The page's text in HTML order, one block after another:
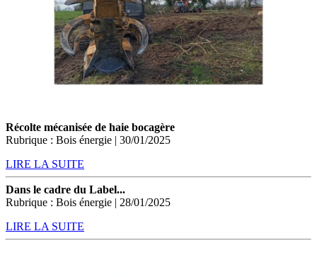
Récolte mécanisée de haie bocagère
Rubrique : Bois énergie | 30/01/2025
LIRE LA SUITE
Dans le cadre du Label...
Rubrique : Bois énergie | 28/01/2025
LIRE LA SUITE